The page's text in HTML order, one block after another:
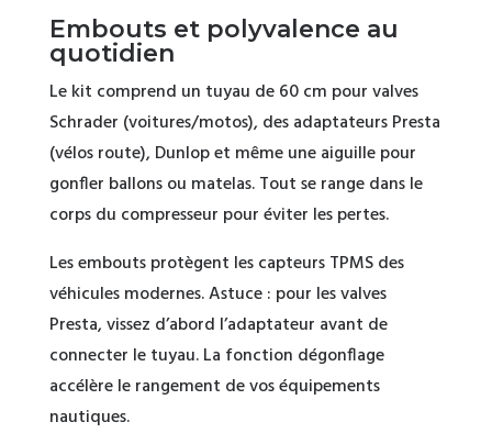
Embouts et polyvalence au
quotidien
Le kit comprend un tuyau de 60 cm pour valves
Schrader (voitures/motos), des adaptateurs Presta
(vélos route), Dunlop et même une aiguille pour
gonfler ballons ou matelas. Tout se range dans le
corps du compresseur pour éviter les pertes.
Les embouts protègent les capteurs TPMS des
véhicules modernes. Astuce : pour les valves
Presta, vissez d’abord l’adaptateur avant de
connecter le tuyau. La fonction dégonflage
accélère le rangement de vos équipements
nautiques.